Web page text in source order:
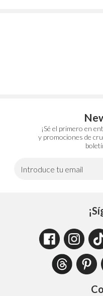
¡Sé el primero en
y promociones de
Introduce tu email